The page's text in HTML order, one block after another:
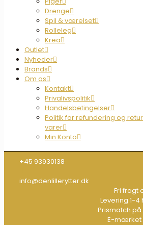
Drenge
Spil & værelset
Rolleleg
Krea
Outlet
Nyheder
Brands
Om os
Kontakt
Privalivspolitik
Handelsbetingelser
Politik for refundering og
varer
Min Konto
+45 93930138
info@denlillerytter.dk
Fri fragt
Levering 1-
Prismatch
E-mærket